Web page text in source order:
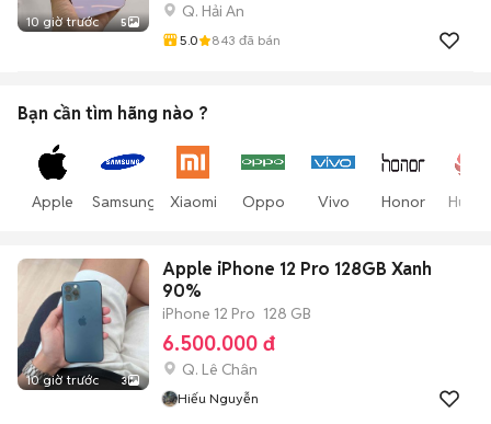
10 giờ trước 5
Q. Hải An
5.0 843 đã bán
Bạn cần tìm hãng nào ?
Apple Samsung Xiaomi Oppo Vivo Honor
10 giờ trước 3
Apple iPhone 12 Pro 128GB Xanh
90%
iPhone 12 Pro 128 GB
6.500.000 đ
Q. Lê Chân
Hiếu Nguyễn